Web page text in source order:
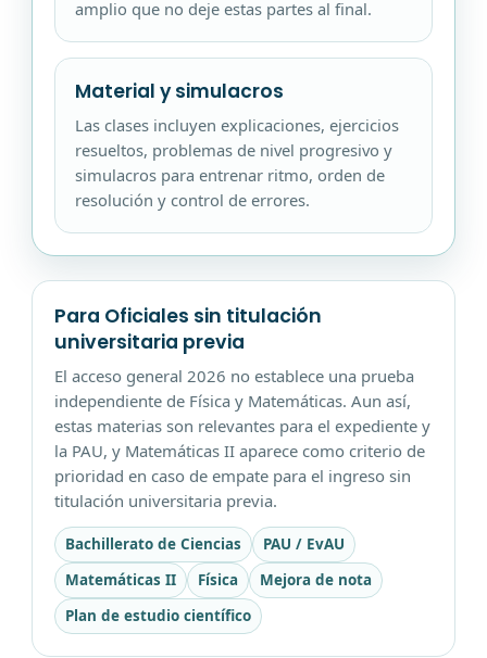
amplio que no deje estas partes al final.
Material y simulacros
Las clases incluyen explicaciones, ejercicios
resueltos, problemas de nivel progresivo y
simulacros para entrenar ritmo, orden de
resolución y control de errores.
Para Oficiales sin titulación
universitaria previa
El acceso general 2026 no establece una prueba
independiente de Física y Matemáticas. Aun así,
estas materias son relevantes para el expediente y
la PAU, y Matemáticas II aparece como criterio de
prioridad en caso de empate para el ingreso sin
titulación universitaria previa.
Bachillerato de Ciencias
PAU / EvAU
Matemáticas II
Física
Mejora de nota
Plan de estudio científico